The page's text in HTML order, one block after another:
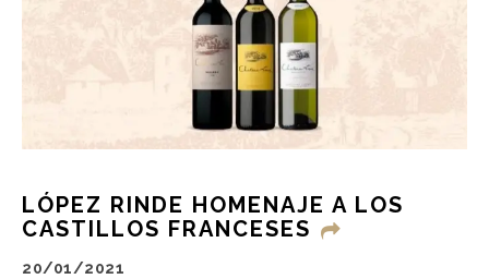
LÓPEZ RINDE HOMENAJE A LOS
CASTILLOS FRANCESES
20/01/2021